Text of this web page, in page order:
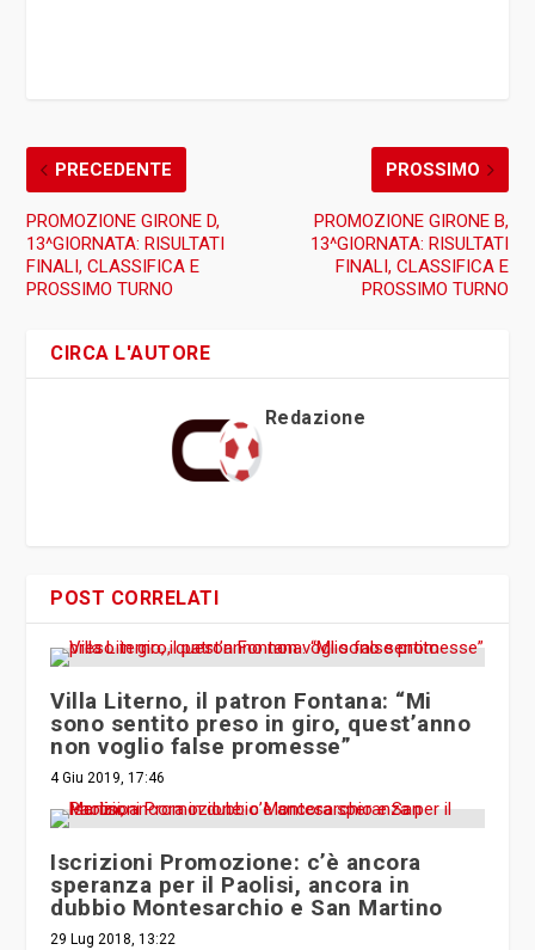
PRECEDENTE
PROMOZIONE GIRONE D,
13^GIORNATA: RISULTATI
FINALI, CLASSIFICA E
PROSSIMO TURNO
PROSSIMO
PROMOZIONE GIRONE B,
13^GIORNATA: RISULTATI
FINALI, CLASSIFICA E
PROSSIMO TURNO
CIRCA L'AUTORE
Redazione
POST CORRELATI
Villa Literno, il patron Fontana: “Mi
sono sentito preso in giro, quest’anno
non voglio false promesse”
4 Giu 2019, 17:46
Iscrizioni Promozione: c’è ancora
speranza per il Paolisi, ancora in
dubbio Montesarchio e San Martino
29 Lug 2018, 13:22